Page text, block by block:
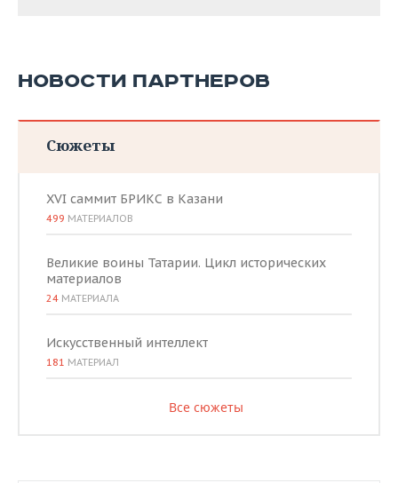
НОВОСТИ ПАРТНЕРОВ
Сюжеты
XVI саммит БРИКС в Казани
499 МАТЕРИАЛОВ
Великие воины Татарии. Цикл исторических
материалов
24 МАТЕРИАЛА
Искусственный интеллект
181 МАТЕРИАЛ
Все сюжеты